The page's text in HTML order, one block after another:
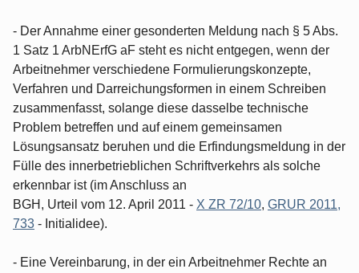
- Der Annahme einer gesonderten Meldung nach § 5 Abs.
1 Satz 1 ArbNErfG aF steht es nicht entgegen, wenn der
Arbeitnehmer verschiedene Formulierungskonzepte,
Verfahren und Darreichungsformen in einem Schreiben
zusammenfasst, solange diese dasselbe technische
Problem betreffen und auf einem gemeinsamen
Lösungsansatz beruhen und die Erfindungsmeldung in der
Fülle des innerbetrieblichen Schriftverkehrs als solche
erkennbar ist (im Anschluss an
BGH, Urteil vom 12. April 2011 - X ZR 72/10, GRUR 2011,
733 - Initialidee).
- Eine Vereinbarung, in der ein Arbeitnehmer Rechte an